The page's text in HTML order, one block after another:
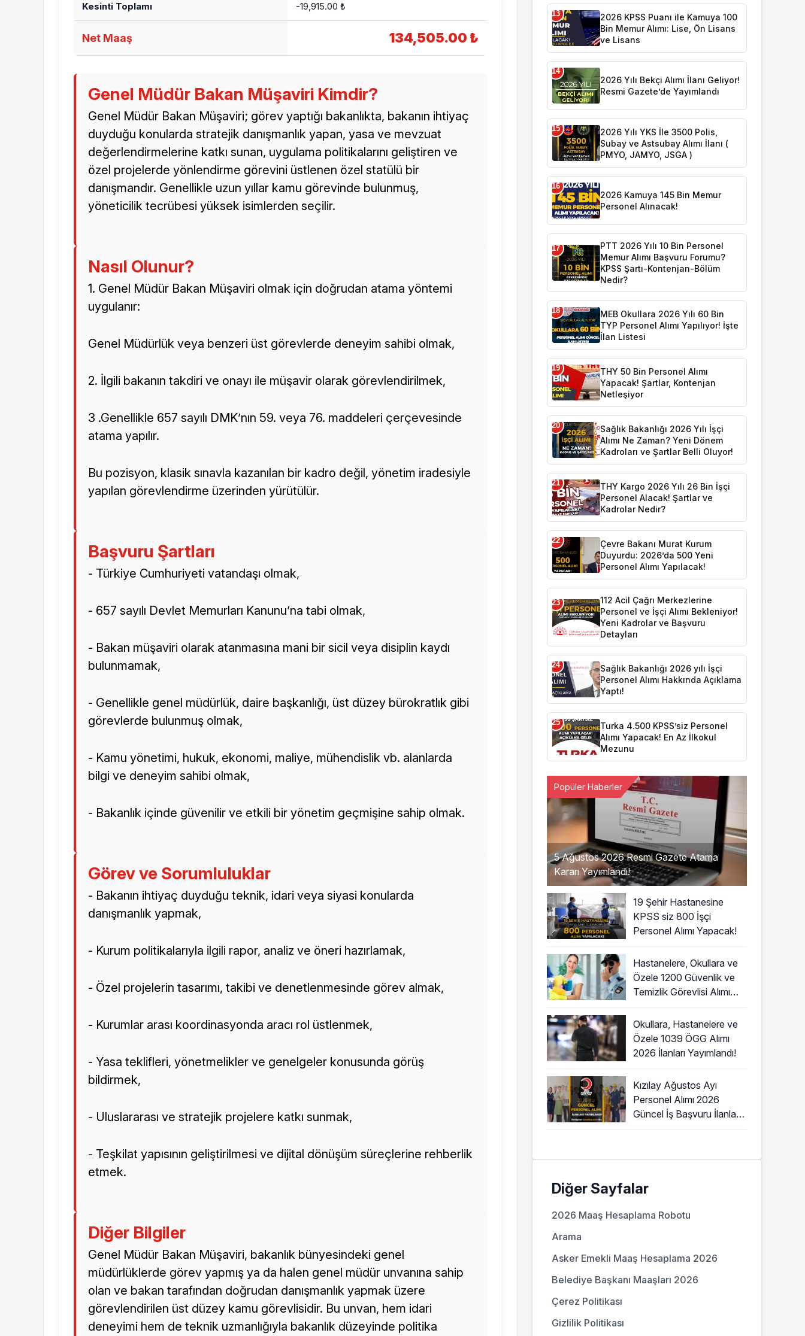
Kesinti Toplamı -19,915.00 ₺
Net Maaş 134,505.00 ₺
Genel Müdür Bakan Müşaviri Kimdir?
Genel Müdür Bakan Müşaviri; görev yaptığı bakanlıkta, bakanın ihtiyaç
duyduğu konularda stratejik danışmanlık yapan, yasa ve mevzuat
değerlendirmelerine katkı sunan, uygulama politikalarını geliştiren ve
özel projelerde yönlendirme görevini üstlenen özel statülü bir
danışmandır. Genellikle uzun yıllar kamu görevinde bulunmuş,
yöneticilik tecrübesi yüksek isimlerden seçilir.
Nasıl Olunur?
1. Genel Müdür Bakan Müşaviri olmak için doğrudan atama yöntemi
uygulanır:
Genel Müdürlük veya benzeri üst görevlerde deneyim sahibi olmak,
2. İlgili bakanın takdiri ve onayı ile müşavir olarak görevlendirilmek,
3 .Genellikle 657 sayılı DMK’nın 59. veya 76. maddeleri çerçevesinde
atama yapılır.
Bu pozisyon, klasik sınavla kazanılan bir kadro değil, yönetim iradesiyle
yapılan görevlendirme üzerinden yürütülür.
Başvuru Şartları
- Türkiye Cumhuriyeti vatandaşı olmak,
- 657 sayılı Devlet Memurları Kanunu’na tabi olmak,
- Bakan müşaviri olarak atanmasına mani bir sicil veya disiplin kaydı
bulunmamak,
- Genellikle genel müdürlük, daire başkanlığı, üst düzey bürokratlık gibi
görevlerde bulunmuş olmak,
- Kamu yönetimi, hukuk, ekonomi, maliye, mühendislik vb. alanlarda
bilgi ve deneyim sahibi olmak,
- Bakanlık içinde güvenilir ve etkili bir yönetim geçmişine sahip olmak.
Görev ve Sorumluluklar
- Bakanın ihtiyaç duyduğu teknik, idari veya siyasi konularda
danışmanlık yapmak,
- Kurum politikalarıyla ilgili rapor, analiz ve öneri hazırlamak,
- Özel projelerin tasarımı, takibi ve denetlenmesinde görev almak,
- Kurumlar arası koordinasyonda aracı rol üstlenmek,
- Yasa teklifleri, yönetmelikler ve genelgeler konusunda görüş
bildirmek,
- Uluslararası ve stratejik projelere katkı sunmak,
- Teşkilat yapısının geliştirilmesi ve dijital dönüşüm süreçlerine rehberlik
etmek.
Diğer Bilgiler
Genel Müdür Bakan Müşaviri, bakanlık bünyesindeki genel
müdürlüklerde görev yapmış ya da halen genel müdür unvanına sahip
olan ve bakan tarafından doğrudan danışmanlık yapmak üzere
görevlendirilen üst düzey kamu görevlisidir. Bu unvan, hem idari
deneyimi hem de teknik uzmanlığıyla bakanlık düzeyinde politika
13
2026 KPSS Puanı ile Kamuya 100
Bin Memur Alımı: Lise, Ön Lisans
ve Lisans
14
2026 Yılı Bekçi Alımı İlanı Geliyor!
Resmi Gazete’de Yayımlandı
15
2026 Yılı YKS İle 3500 Polis,
Subay ve Astsubay Alımı İlanı (
PMYO, JAMYO, JSGA )
16
2026 Kamuya 145 Bin Memur
Personel Alınacak!
17
PTT 2026 Yılı 10 Bin Personel
Memur Alımı Başvuru Forumu?
KPSS Şartı-Kontenjan-Bölüm
Nedir?
18
MEB Okullara 2026 Yılı 60 Bin
TYP Personel Alımı Yapılıyor! İşte
İlan Listesi
19
THY 50 Bin Personel Alımı
Yapacak! Şartlar, Kontenjan
Netleşiyor
20
Sağlık Bakanlığı 2026 Yılı İşçi
Alımı Ne Zaman? Yeni Dönem
Kadroları ve Şartlar Belli Oluyor!
21
THY Kargo 2026 Yılı 26 Bin İşçi
Personel Alacak! Şartlar ve
Kadrolar Nedir?
22
Çevre Bakanı Murat Kurum
Duyurdu: 2026’da 500 Yeni
Personel Alımı Yapılacak!
23
112 Acil Çağrı Merkezlerine
Personel ve İşçi Alımı Bekleniyor!
Yeni Kadrolar ve Başvuru
Detayları
24
Sağlık Bakanlığı 2026 yılı İşçi
Personel Alımı Hakkında Açıklama
Yaptı!
25
Turka 4.500 KPSS’siz Personel
Alımı Yapacak! En Az İlkokul
Mezunu
5 Ağustos 2026 Resmi Gazete Atama
Kararı Yayımlandı!
Popüler Haberler
19 Şehir Hastanesine
KPSS siz 800 İşçi
Personel Alımı Yapacak!
Hastanelere, Okullara ve
Özele 1200 Güvenlik ve
Temizlik Görevlisi Alımı
Okullara, Hastanelere ve
Özele 1039 ÖGG Alımı
2026 İlanları Yayımlandı!
Kızılay Ağustos Ayı
Personel Alımı 2026
Güncel İş Başvuru İlanları
Diğer Sayfalar
2026 Maaş Hesaplama Robotu
Arama
Asker Emekli Maaş Hesaplama 2026
Belediye Başkanı Maaşları 2026
Çerez Politikası
Gizlilik Politikası